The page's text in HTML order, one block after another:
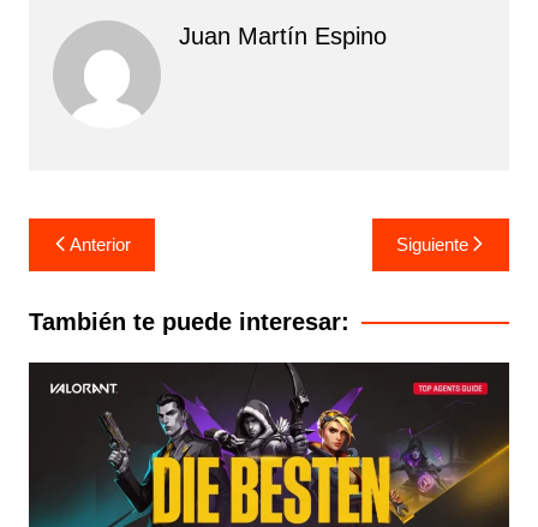
Juan Martín Espino
Navegación
de
entradas
Anterior Siguiente
También te puede interesar: